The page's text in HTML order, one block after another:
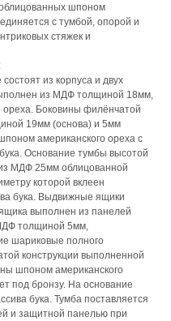
шпоном
с тумбой, опорой и
стяжек и
из корпуса и двух
из МДФ толщиной 18мм,
Боковины филёнчатой
19мм (основа) и 5мм
американского ореха с
Основание тумбы высотой
МДФ 25мм облицованной
которой вклеен
бука. Выдвижные ящики
выполнен из панелей
толщиной 5мм,
шариковые полного
конструкции выполненной
шпоном американского
под бронзу. На основание
бука. Тумба поставляется
и защитной панелью при